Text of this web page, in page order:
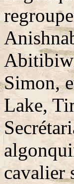
Simon,
Lake,
cavalier